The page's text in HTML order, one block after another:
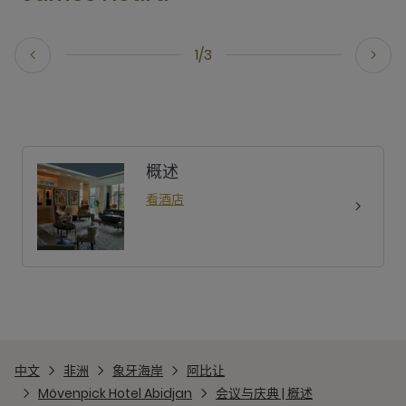
1/3
概述
看酒店
中文 非洲 象牙海岸
阿比让
Mövenpick Hotel Abidjan
会议与庆典 | 概述